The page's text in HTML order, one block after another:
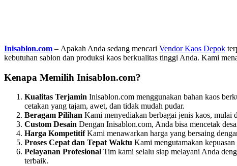
Inisablon.com – Apakah Anda sedang mencari Vendor Kaos Depok
kebutuhan sablon dan produksi kaos berkualitas tinggi Anda. Kami
Kenapa Memilih Inisablon.com?
Kualitas Terjamin Inisablon.com menggunakan bahan kaos
cetakan yang tajam, awet, dan tidak mudah pudar.
Beragam Pilihan Kami menyediakan berbagai jenis kaos, mulai
Custom Desain Dengan Inisablon.com, Anda bisa mencetak
Harga KompetitifKami menawarkan harga yang bersaing
Proses Cepat dan Tepat Waktu Kami mengutamakan
Pelayanan Profesional Tim kami selalu siap melayani Anda
terbaik.